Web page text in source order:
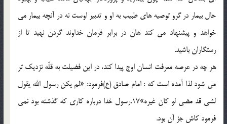
حال بيمار در گرو توصيه هاي طبيب به او و تدبير اوست نه در آنچه بيمار مي
خواهد و پيشنهاد مي کند هان در برابر فرمان خداوند گردن نهيد تا از
رستگاران باشيد.
هر چه در عرصه معرفت انسان اوج پيدا کند، در اين فضيلت به قلّه نزديک تر
مي شود لذا آمده است که : امام صادق (ع)فرمود: «لم يکن رسول الله يقول
لشي قد مضي لو کان غيره»17.رسول خدا درباره کاري که گذشته بود نمي
فرمود کاش جز آن بود.